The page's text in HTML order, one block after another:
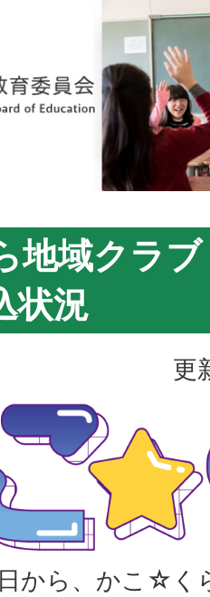
域クラブ
状況
更
から、かこ☆く